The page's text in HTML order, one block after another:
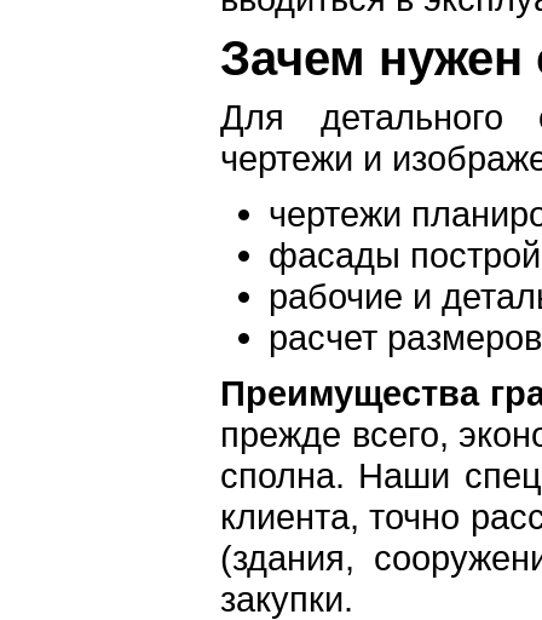
Зачем нужен
Для детального
чертежи и
чертежи
фасады
рабочие и
расчет
Преимущества
прежде всего,
сполна. Наши
клиента, точно
(здания,
закупки.